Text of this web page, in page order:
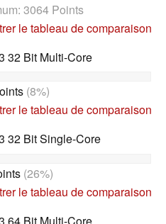
3064 Points
le tableau de comparaison
32 Bit Multi-Core
(8%)
le tableau de comparaison
32 Bit Single-Core
(26%)
le tableau de comparaison